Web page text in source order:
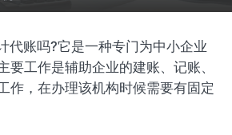
代账吗?它是一种专门为中小企业
要工作是辅助企业的建账、记账、
作，在办理该机构时候需要有固定